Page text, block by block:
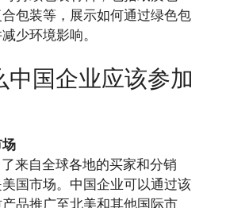
包装等，展示如何通过绿色包
少环境影响。
中国企业应该参加
来自全球各地的买家和分销
国市场。中国企业可以通过该
品推广至北美和其他国际市